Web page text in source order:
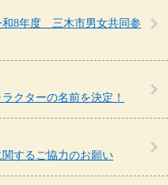
和8年度 三木市男女共同参
クターの名前を決定！
するご協力のお願い